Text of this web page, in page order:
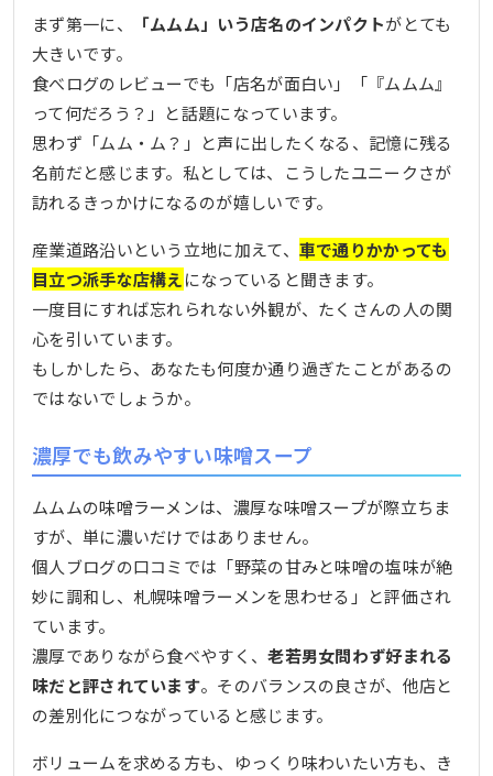
まず第一に、 「ムムム」いう店名のインパクトがとても
大きいです。
食べログのレビューでも「店名が面白い」「『ムムム』
って何だろう？」と話題になっています。
思わず「ムム・ム？」と声に出したくなる、記憶に残る
名前だと感じます。私としては、こうしたユニークさが
訪れるきっかけになるのが嬉しいです。
産業道路沿いという立地に加えて、 車で通りかかっても
目立つ派手な店構えになっていると聞きます。
一度目にすれば忘れられない外観が、たくさんの人の関
心を引いています。
もしかしたら、あなたも何度か通り過ぎたことがあるの
ではないでしょうか。
濃厚でも飲みやすい味噌スープ
ムムムの味噌ラーメンは、濃厚な味噌スープが際立ちま
すが、単に濃いだけではありません。
個人ブログの口コミでは「野菜の甘みと味噌の塩味が絶
妙に調和し、札幌味噌ラーメンを思わせる」と評価され
ています。
濃厚でありながら食べやすく、老若男女問わず好まれる
味だと評されています。そのバランスの良さが、他店と
の差別化につながっていると感じます。
ボリュームを求める方も、ゆっくり味わいたい方も、き